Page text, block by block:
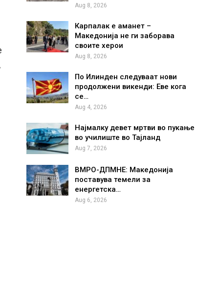
Aug 8, 2026
Карпалак е аманет –
Македонија не ги заборава
своите херои
Aug 8, 2026
По Илинден следуваат нови
продолжени викенди: Еве кога
се…
Aug 4, 2026
Најмалку девет мртви во пукање
во училиште во Тајланд
Aug 7, 2026
ВМРО-ДПМНЕ: Македонија
поставува темели за
енергетска…
Aug 6, 2026